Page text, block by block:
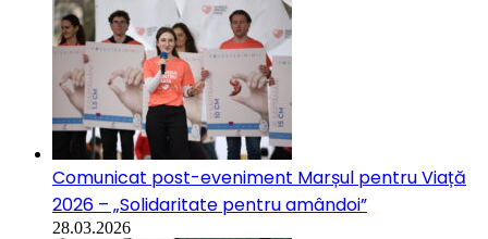
Comunicat post-eveniment Marșul pentru Viață
2026 – „Solidaritate pentru amândoi”
28.03.2026